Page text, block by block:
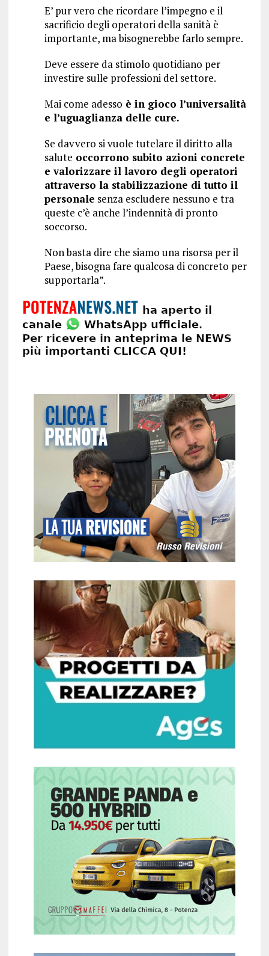
E’ pur vero che ricordare l’impegno e il
sacrificio degli operatori della sanità è
importante, ma bisognerebbe farlo sempre.
Deve essere da stimolo quotidiano per
investire sulle professioni del settore.
Mai come adesso è in gioco l’universalità
e l’uguaglianza delle cure.
Se davvero si vuole tutelare il diritto alla
salute occorrono subito azioni concrete
e valorizzare il lavoro degli operatori
attraverso la stabilizzazione di tutto il
personale senza escludere nessuno e tra
queste c’è anche l’indennità di pronto
soccorso.
Non basta dire che siamo una risorsa per il
Paese, bisogna fare qualcosa di concreto per
supportarla”.